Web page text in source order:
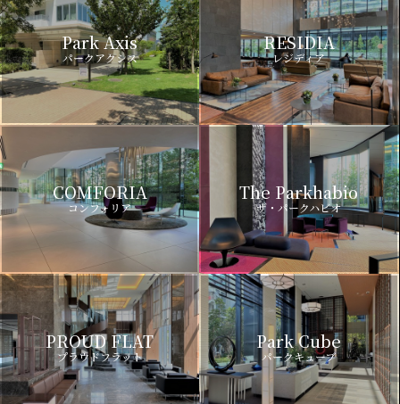
Park Axis
パークアクシス
RESIDIA
レジディア
COMFORIA
コンフォリア
The Parkhabio
ザ・パークハビオ
PROUD FLAT
プラウドフラット
Park Cube
パークキューブ